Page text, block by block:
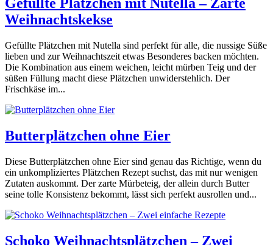
Weihnachtskekse
Gefüllte Plätzchen mit Nutella sind perfekt für alle, die nussige Süße
lieben und zur Weihnachtszeit etwas Besonderes backen möchten.
Die Kombination aus einem weichen, leicht mürben Teig und der
süßen Füllung macht diese Plätzchen unwiderstehlich. Der
Frischkäse im...
Butterplätzchen ohne Eier
Diese Butterplätzchen ohne Eier sind genau das Richtige, wenn du
ein unkompliziertes Plätzchen Rezept suchst, das mit nur wenigen
Zutaten auskommt. Der zarte Mürbeteig, der allein durch Butter
seine tolle Konsistenz bekommt, lässt sich perfekt ausrollen und...
Schoko Weihnachtsplätzchen – Zwei